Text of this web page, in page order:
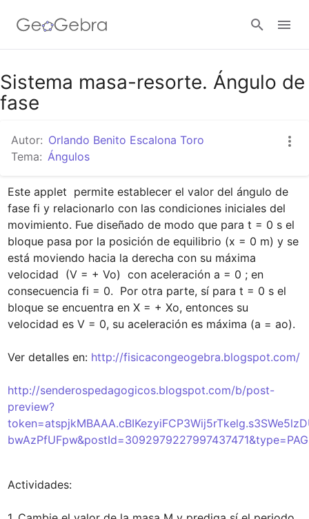
Sistema masa-resorte. Ángulo de
fase
Autor: Orlando Benito Escalona Toro
Tema: Ángulos
Este applet  permite establecer el valor del ángulo de
fase fi y relacionarlo con las condiciones iniciales del
movimiento. Fue diseñado de modo que para t = 0 s el
bloque pasa por la posición de equilibrio (x = 0 m) y se
está moviendo hacia la derecha con su máxima
velocidad  (V = + Vo)  con aceleración a = 0 ; en
consecuencia fi = 0.  Por otra parte, sí para t = 0 s el
bloque se encuentra en X = + Xo, entonces su
velocidad es V = 0, su aceleración es máxima (a = ao).
Ver detalles en: http://fisicacongeogebra.blogspot.com/
http://senderospedagogicos.blogspot.com/b/post-
preview?
Actividades: